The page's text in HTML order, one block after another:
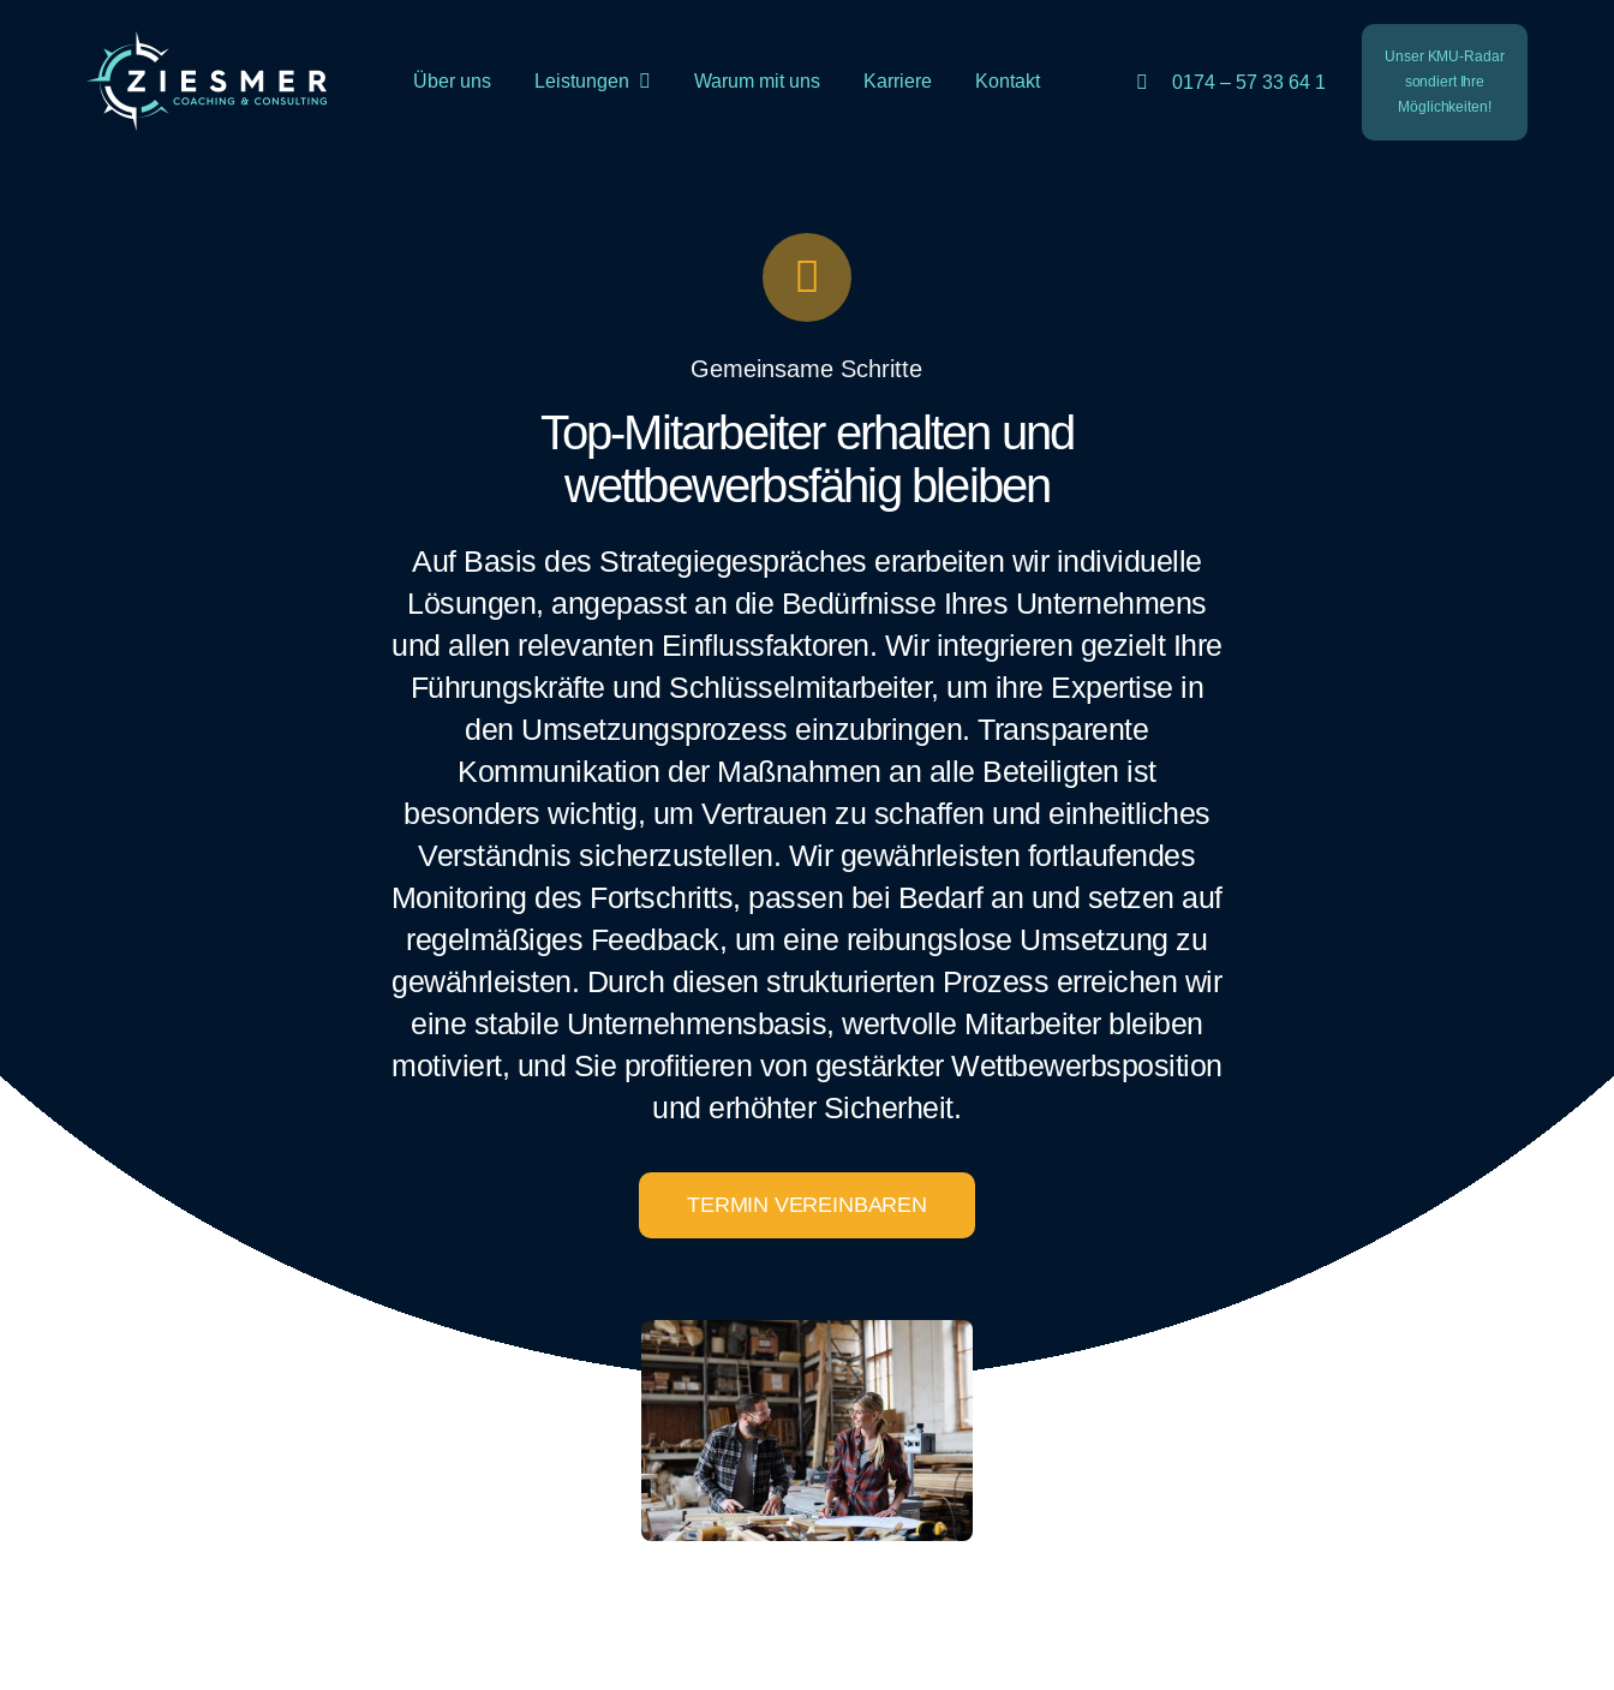
Über uns Leistungen Warum mit uns Karriere Kontakt 0174 – 57 33 64 1
Unser KMU-Radar
sondiert Ihre
Möglichkeiten!
Gemeinsame Schritte
Top-Mitarbeiter erhalten und
wettbewerbsfähig bleiben
Auf Basis des Strategiegespräches erarbeiten wir individuelle
Lösungen, angepasst an die Bedürfnisse Ihres Unternehmens
und allen relevanten Einflussfaktoren. Wir integrieren gezielt Ihre
Führungskräfte und Schlüsselmitarbeiter, um ihre Expertise in
den Umsetzungsprozess einzubringen. Transparente
Kommunikation der Maßnahmen an alle Beteiligten ist
besonders wichtig, um Vertrauen zu schaffen und einheitliches
Verständnis sicherzustellen. Wir gewährleisten fortlaufendes
Monitoring des Fortschritts, passen bei Bedarf an und setzen auf
regelmäßiges Feedback, um eine reibungslose Umsetzung zu
gewährleisten. Durch diesen strukturierten Prozess erreichen wir
eine stabile Unternehmensbasis, wertvolle Mitarbeiter bleiben
motiviert, und Sie profitieren von gestärkter Wettbewerbsposition
und erhöhter Sicherheit.
TERMIN VEREINBAREN